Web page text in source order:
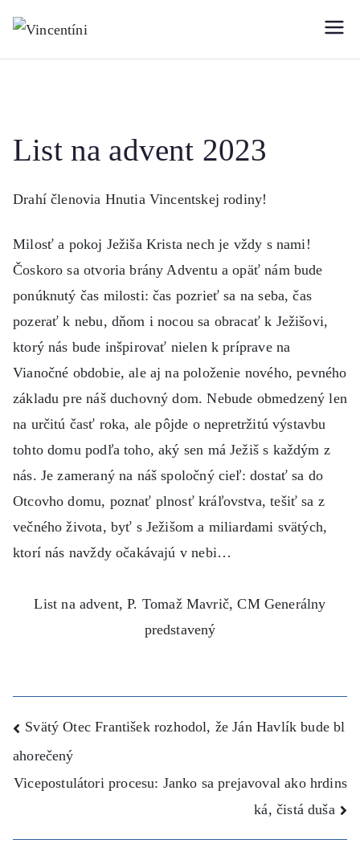
obsah
Vincentíni
List na advent 2023
Drahí členovia Hnutia Vincentskej rodiny!
Milosť a pokoj Ježiša Krista nech je vždy s nami!
Čoskoro sa otvoria brány Adventu a opäť nám bude
ponúknutý čas milosti: čas pozrieť sa na seba, čas
pozerať k nebu, dňom i nocou sa obracať k Ježišovi,
ktorý nás bude inšpirovať nielen k príprave na
Vianočné obdobie, ale aj na položenie nového, pevného
základu pre náš duchovný dom. Nebude obmedzený len
na určitú časť roka, ale pôjde o nepretržitú výstavbu
tohto domu podľa toho, aký sen má Ježiš s každým z
nás. Je zameraný na náš spoločný cieľ: dostať sa do
Otcovho domu, poznať plnosť kráľovstva, tešiť sa z
večného života, byť s Ježišom a miliardami svätých,
ktorí nás navždy očakávajú v nebi…
List na advent, P. Tomaž Mavrič, CM Generálny
predstavený
Navigácia
v
Svätý Otec František rozhodol, že Ján Havlík bude bl
ahorečený
Vicepostulátori procesu: Janko sa prejavoval ako hrdins
ká, čistá duša